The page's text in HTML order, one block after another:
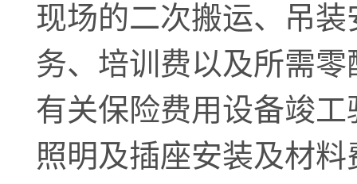
现场的二次搬运、吊
务、培训费以及所需
有关保险费用设备竣
照明及插座安装及材